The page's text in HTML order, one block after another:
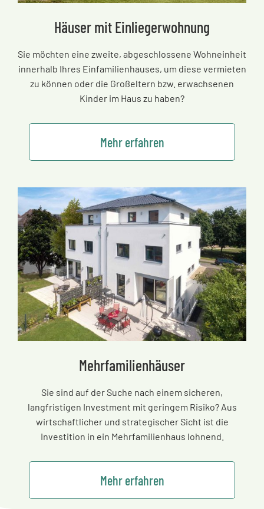
Häuser mit Einliegerwohnung
Sie möchten eine zweite, abgeschlossene Wohneinheit
innerhalb Ihres Einfamilienhauses, um diese vermieten
zu können oder die Großeltern bzw. erwachsenen
Kinder im Haus zu haben?
Mehr erfahren
Mehrfamilienhäuser
Sie sind auf der Suche nach einem sicheren,
langfristigen Investment mit geringem Risiko? Aus
wirtschaftlicher und strategischer Sicht ist die
Investition in ein Mehrfamilienhaus lohnend.
Mehr erfahren